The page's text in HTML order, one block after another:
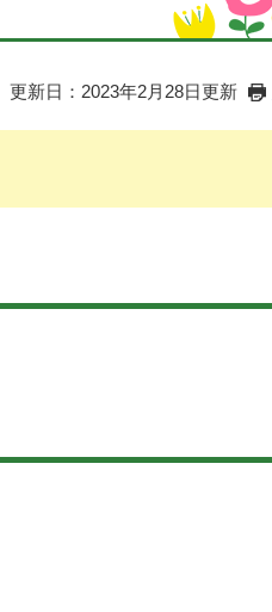
更新日：2023年2月28日更新